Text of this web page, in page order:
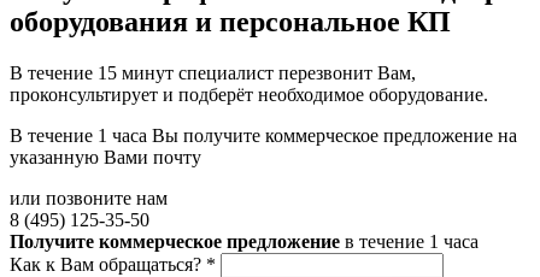
оборудования и персональное КП
В течение 15 минут специалист перезвонит Вам,
проконсультирует и подберёт необходимое оборудование.
В течение 1 часа Вы получите коммерческое предложение на
указанную Вами почту
или позвоните нам
8 (495) 125-35-50
Получите коммерческое предложение в течение 1 часа
Как к Вам обращаться? *